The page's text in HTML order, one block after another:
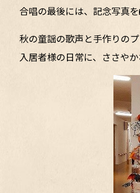
合唱の最後には、記念写真
秋の童謡の歌声と手作りの
入居者様の日常に、ささや